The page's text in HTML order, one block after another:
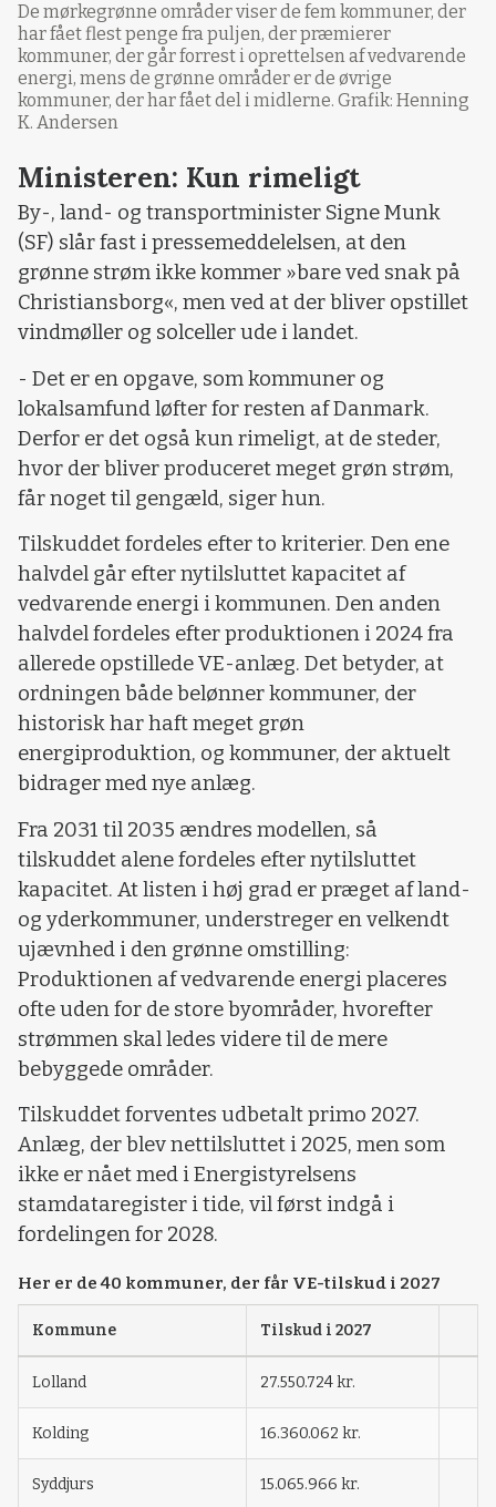
De mørkegrønne områder viser de fem kommuner, der
har fået flest penge fra puljen, der præmierer
kommuner, der går forrest i oprettelsen af vedvarende
energi, mens de grønne områder er de øvrige
kommuner, der har fået del i midlerne. Grafik: Henning
K. Andersen
Ministeren: Kun rimeligt
By-, land- og transportminister Signe Munk
(SF) slår fast i pressemeddelelsen, at den
grønne strøm ikke kommer »bare ved snak på
Christiansborg«, men ved at der bliver opstillet
vindmøller og solceller ude i landet.
- Det er en opgave, som kommuner og
lokalsamfund løfter for resten af Danmark.
Derfor er det også kun rimeligt, at de steder,
hvor der bliver produceret meget grøn strøm,
får noget til gengæld, siger hun.
Tilskuddet fordeles efter to kriterier. Den ene
halvdel går efter nytilsluttet kapacitet af
vedvarende energi i kommunen. Den anden
halvdel fordeles efter produktionen i 2024 fra
allerede opstillede VE-anlæg. Det betyder, at
ordningen både belønner kommuner, der
historisk har haft meget grøn
energiproduktion, og kommuner, der aktuelt
bidrager med nye anlæg.
Fra 2031 til 2035 ændres modellen, så
tilskuddet alene fordeles efter nytilsluttet
kapacitet. At listen i høj grad er præget af land-
og yderkommuner, understreger en velkendt
ujævnhed i den grønne omstilling:
Produktionen af vedvarende energi placeres
ofte uden for de store byområder, hvorefter
strømmen skal ledes videre til de mere
bebyggede områder.
Tilskuddet forventes udbetalt primo 2027.
Anlæg, der blev nettilsluttet i 2025, men som
ikke er nået med i Energistyrelsens
stamdataregister i tide, vil først indgå i
fordelingen for 2028.
Her er de 40 kommuner, der får VE-tilskud i 2027
Kommune Tilskud i 2027
Lolland 27.550.724 kr.
Kolding 16.360.062 kr.
Syddjurs 15.065.966 kr.